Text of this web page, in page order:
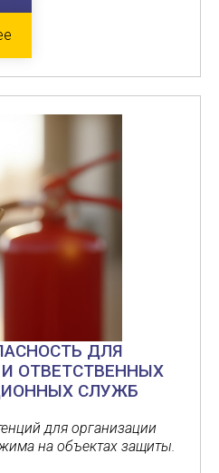
ДЛЯ
ОТВЕТСТВЕННЫХ
СЛУЖБ
для организации
на объектах защиты.